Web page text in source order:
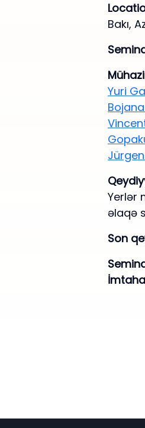
Bakı,
Yuri
Yerlər
əlaqə
Son